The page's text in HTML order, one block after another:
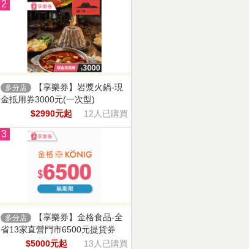
2
多分店
【享樂券】岩漿火鍋-現
金抵用券3000元(一次型)
$2990元起
12人已購買
3
多分店
【享樂券】金格食品-全
省13家直營門市6500元提貨券
$5000元起
13人已購買